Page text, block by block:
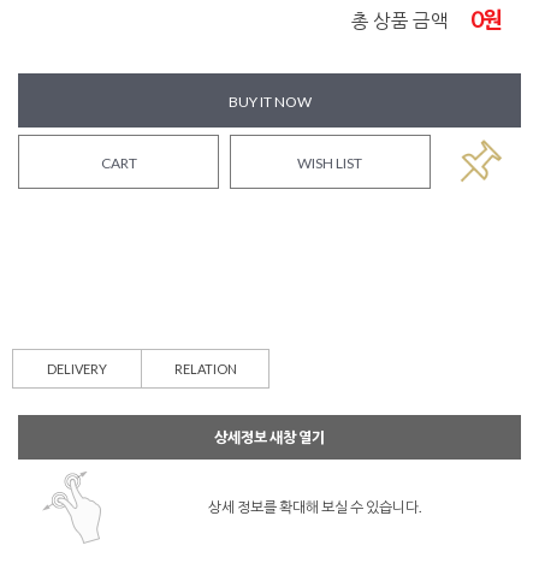
총 상품 금액 0원
BUY IT NOW
CART WISH LIST
DELIVERY RELATION
상세정보 새창 열기
상세 정보를 확대해 보실 수 있습니다.